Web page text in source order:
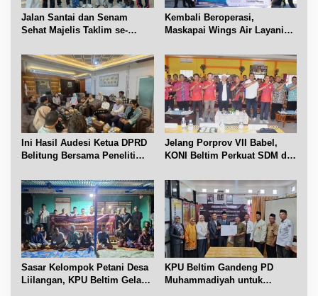
Jalan Santai dan Senam
Sehat Majelis Taklim se-
Kembali Beroperasi,
Maskapai Wings Air Layani
Ini Hasil Audesi Ketua DPRD
Belitung Bersama Peneliti
Jelang Porprov VII Babel,
KONI Beltim Perkuat SDM di
Sasar Kelompok Petani Desa
Liilangan, KPU Beltim Gelar
KPU Beltim Gandeng PD
Muhammadiyah untuk